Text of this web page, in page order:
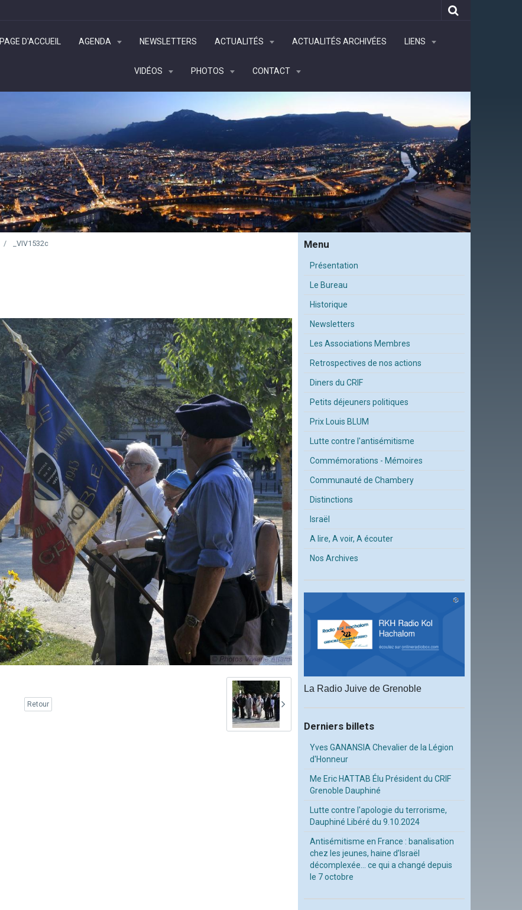
PAGE D'ACCUEIL AGENDA NEWSLETTERS ACTUALITÉS ACTUALITÉS ARCHIVÉES LIENS
VIDÉOS PHOTOS CONTACT
_VIV1532c
Retour
Menu
Présentation
Le Bureau
Historique
Newsletters
Les Associations Membres
Retrospectives de nos actions
Diners du CRIF
Petits déjeuners politiques
Prix Louis BLUM
Lutte contre l'antisémitisme
Commémorations - Mémoires
Communauté de Chambery
Distinctions
Israël
A lire, A voir, A écouter
Nos Archives
La Radio Juive de Grenoble
Derniers billets
Yves GANANSIA Chevalier de la Légion
d'Honneur
Me Eric HATTAB Élu Président du CRIF
Grenoble Dauphiné
Lutte contre l'apologie du terrorisme,
Dauphiné Libéré du 9.10.2024
Antisémitisme en France : banalisation
chez les jeunes, haine d’Israël
décomplexée… ce qui a changé depuis
le 7 octobre